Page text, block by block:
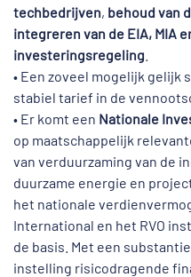
techbedrijven, behoud van
integreren van de EIA, MIA
investeringsregeling
• Een zoveel mogelijk gelijk
stabiel tarief in de
• Er komt een Nationale
op maatschappelijk
van verduurzaming van de
duurzame energie en
het nationale
International en het RVO
de basis. Met een
instelling risicodragende